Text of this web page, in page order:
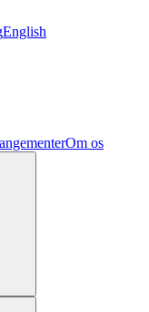
English
Om os